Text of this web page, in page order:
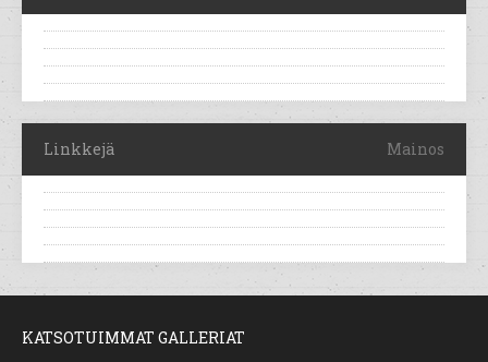
Linkkejä Mainos
KATSOTUIMMAT GALLERIAT